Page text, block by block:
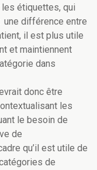
étiquettes, qui
différence entre
il est plus utile
et maintiennent
dans
donc être
les
le besoin de
de
qu’il est utile de
de